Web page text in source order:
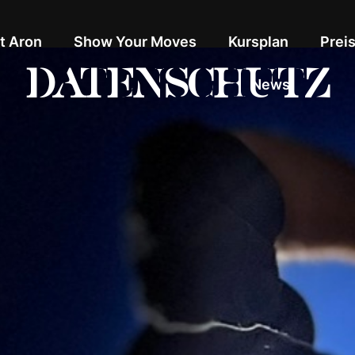
Aron Show Your Moves Kursplan
News
DATENSCHUTZ